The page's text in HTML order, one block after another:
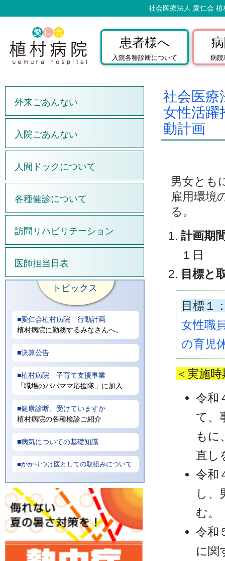
社会医療法人 愛仁会
患者様へ
入院各種診断について 病院
外来ごあんない
入院ごあんない
人間ドックについて
各種健診について
訪問リハビリテーション
医師担当日表
社会医
女性活躍
動計画
男女とも
雇用環境
る。
計画期
１日
目標と
目標１
女性職
の育児
＜実施
令和
て、
もに
直し
令和
し、
む。
令和
に関